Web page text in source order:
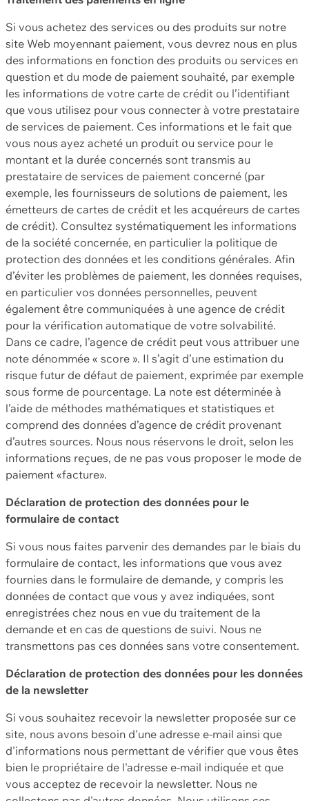
Si vous achetez des services ou des produits sur notre
site Web moyennant paiement, vous devrez nous en plus
des informations en fonction des produits ou services en
question et du mode de paiement souhaité, par exemple
les informations de votre carte de crédit ou l’identifiant
que vous utilisez pour vous connecter à votre prestataire
de services de paiement. Ces informations et le fait que
vous nous ayez acheté un produit ou service pour le
montant et la durée concernés sont transmis au
prestataire de services de paiement concerné (par
exemple, les fournisseurs de solutions de paiement, les
émetteurs de cartes de crédit et les acquéreurs de cartes
de crédit). Consultez systématiquement les informations
de la société concernée, en particulier la politique de
protection des données et les conditions générales. Afin
d’éviter les problèmes de paiement, les données requises,
en particulier vos données personnelles, peuvent
également être communiquées à une agence de crédit
pour la vérification automatique de votre solvabilité.
Dans ce cadre, l’agence de crédit peut vous attribuer une
note dénommée « score ». Il s’agit d’une estimation du
risque futur de défaut de paiement, exprimée par exemple
sous forme de pourcentage. La note est déterminée à
l’aide de méthodes mathématiques et statistiques et
comprend des données d’agence de crédit provenant
d’autres sources. Nous nous réservons le droit, selon les
informations reçues, de ne pas vous proposer le mode de
paiement «facture».
Déclaration de protection des données pour le
formulaire de contact
Si vous nous faites parvenir des demandes par le biais du
formulaire de contact, les informations que vous avez
fournies dans le formulaire de demande, y compris les
données de contact que vous y avez indiquées, sont
enregistrées chez nous en vue du traitement de la
demande et en cas de questions de suivi. Nous ne
transmettons pas ces données sans votre consentement.
Déclaration de protection des données pour les données
de la newsletter
Si vous souhaitez recevoir la newsletter proposée sur ce
site, nous avons besoin d'une adresse e-mail ainsi que
d'informations nous permettant de vérifier que vous êtes
bien le propriétaire de l'adresse e-mail indiquée et que
vous acceptez de recevoir la newsletter. Nous ne